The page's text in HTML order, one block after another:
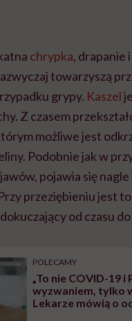
chrypka, drapanie i
towarzyszą
grypy. Kaszel
Z czasem
możliwe jest
Podobnie jak w
pojawia się
przeziębieniu jest
od czasu
POLECAMY
„To nie COVID-19 i
wyzwaniem, tylko
Lekarze mówią o